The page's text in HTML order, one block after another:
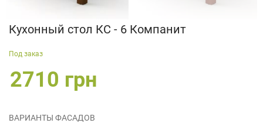
Кухонный стол КС - 6 Компанит
Под заказ
2710 грн
ВАРИАНТЫ ФАСАДОВ